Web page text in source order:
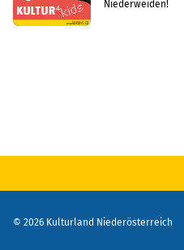
Niederweiden!
© 2026 Kulturland Niederösterreich